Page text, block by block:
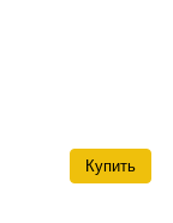
Купить